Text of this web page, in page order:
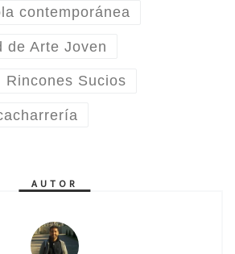
contemporánea
de Arte Joven
Rincones Sucios
AUTOR